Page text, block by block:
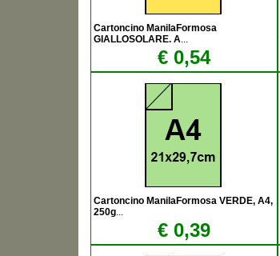
Cartoncino ManilaFormosa
GIALLOSOLARE. A...
€ 0,54
Cartoncino ManilaFormosa VERDE, A4,
250g...
€ 0,39